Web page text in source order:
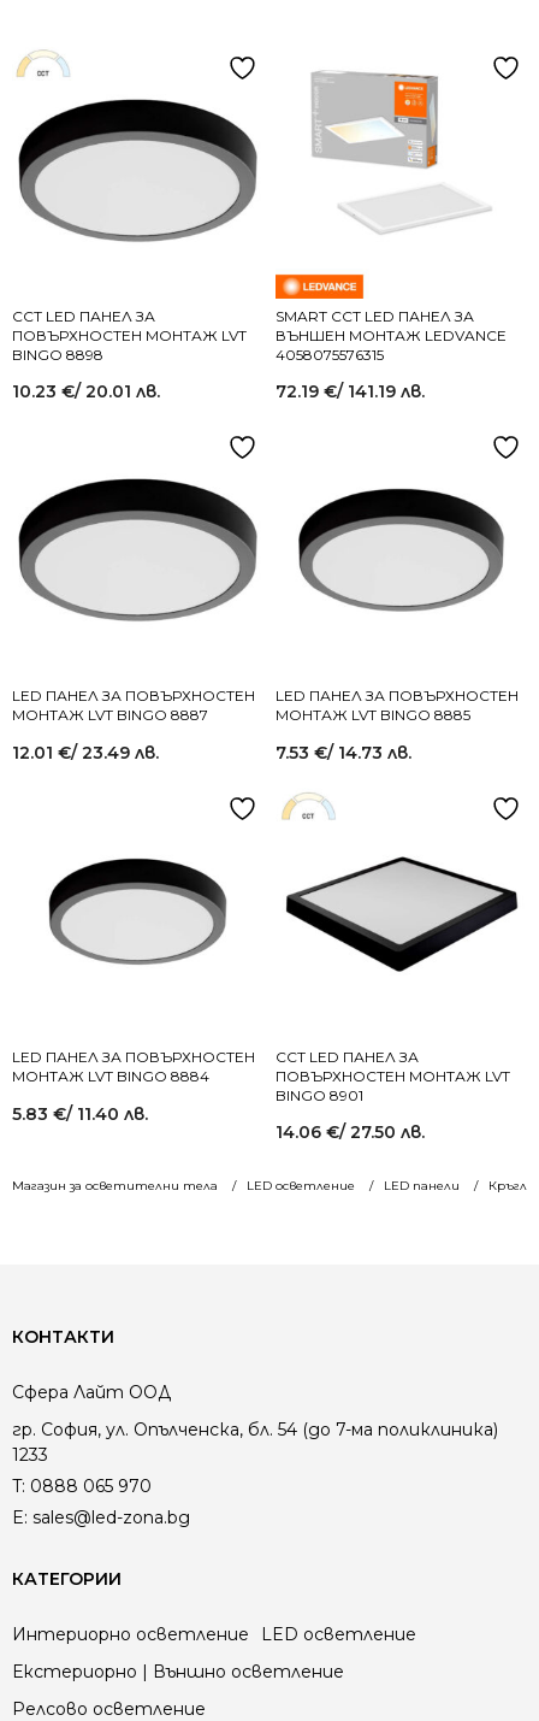
Магазин за осветителни тела LED осветление LED панели
CCT LED ПАНЕЛ ЗА
ПОВЪРХНОСТЕН МОНТАЖ LVT
BINGO 8898
10.23 €/ 20.01 лв.
SMART CCT LED ПАНЕЛ ЗА
ВЪНШЕН МОНТАЖ LEDVANCE
4058075576315
72.19 €/ 141.19 лв.
LED ПАНЕЛ ЗА ПОВЪРХНОСТЕН
МОНТАЖ LVT BINGO 8887
12.01 €/ 23.49 лв.
LED ПАНЕЛ ЗА ПОВЪРХНОСТЕН
МОНТАЖ LVT BINGO 8885
7.53 €/ 14.73 лв.
LED ПАНЕЛ ЗА ПОВЪРХНОСТЕН
МОНТАЖ LVT BINGO 8884
5.83 €/ 11.40 лв.
CCT LED ПАНЕЛ ЗА
ПОВЪРХНОСТЕН МОНТАЖ LVT
BINGO 8901
14.06 €/ 27.50 лв.
КОНТАКТИ
Сфера Лайт ООД
гр. София, ул. Опълченска, бл. 54 (до 7-ма поликлиника)
1233
T: 0888 065 970
E: sales@led-zona.bg
КАТЕГОРИИ
Интериорно осветление
LED осветление
Екстериорно | Външно осветление
Релсово осветление